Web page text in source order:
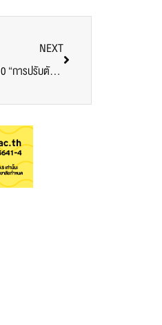
NEXT
ห้ามพลาด! เสวนาออนไลน์ SRIPATUM SUPPLY CHAIN ROUND TABLE #10 “การปรับตัวของผู้ประกอบการขนส่งไทยในยุค COVID-19”